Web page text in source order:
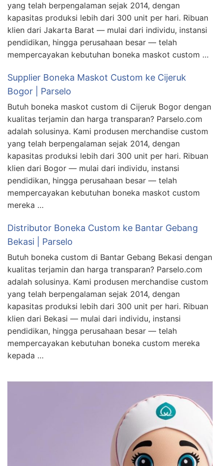
yang telah berpengalaman sejak 2014, dengan
kapasitas produksi lebih dari 300 unit per hari. Ribuan
klien dari Jakarta Barat — mulai dari individu, instansi
pendidikan, hingga perusahaan besar — telah
mempercayakan kebutuhan boneka maskot custom …
Supplier Boneka Maskot Custom ke Cijeruk
Bogor | Parselo
Butuh boneka maskot custom di Cijeruk Bogor dengan
kualitas terjamin dan harga transparan? Parselo.com
adalah solusinya. Kami produsen merchandise custom
yang telah berpengalaman sejak 2014, dengan
kapasitas produksi lebih dari 300 unit per hari. Ribuan
klien dari Bogor — mulai dari individu, instansi
pendidikan, hingga perusahaan besar — telah
mempercayakan kebutuhan boneka maskot custom
mereka …
Distributor Boneka Custom ke Bantar Gebang
Bekasi | Parselo
Butuh boneka custom di Bantar Gebang Bekasi dengan
kualitas terjamin dan harga transparan? Parselo.com
adalah solusinya. Kami produsen merchandise custom
yang telah berpengalaman sejak 2014, dengan
kapasitas produksi lebih dari 300 unit per hari. Ribuan
klien dari Bekasi — mulai dari individu, instansi
pendidikan, hingga perusahaan besar — telah
mempercayakan kebutuhan boneka custom mereka
kepada …